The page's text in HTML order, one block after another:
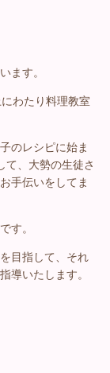
ます。
わたり料理教室
のレシピに始ま
て、大勢の生徒さ
手伝いをしてま
す。
目指して、それ
導いたします。